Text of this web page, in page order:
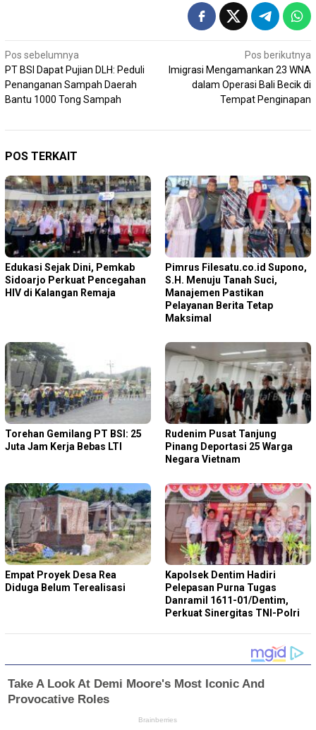
Navigasi
pos
Pos sebelumnya
PT BSI Dapat Pujian DLH: Peduli
Penanganan Sampah Daerah
Bantu 1000 Tong Sampah
Pos berikutnya
Imigrasi Mengamankan 23 WNA
dalam Operasi Bali Becik di
Tempat Penginapan
POS TERKAIT
Edukasi Sejak Dini, Pemkab
Sidoarjo Perkuat Pencegahan
HIV di Kalangan Remaja
Pimrus Filesatu.co.id Supono,
S.H. Menuju Tanah Suci,
Manajemen Pastikan
Pelayanan Berita Tetap
Maksimal
Torehan Gemilang PT BSI: 25
Juta Jam Kerja Bebas LTI
Rudenim Pusat Tanjung
Pinang Deportasi 25 Warga
Negara Vietnam
Empat Proyek Desa Rea
Diduga Belum Terealisasi
Kapolsek Dentim Hadiri
Pelepasan Purna Tugas
Danramil 1611-01/Dentim,
Perkuat Sinergitas TNI-Polri